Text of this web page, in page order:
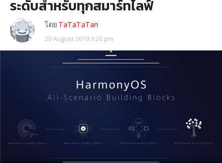
ระดับสําหรับทุกสมาร์ทไลฟ์
โดย TaTaTaTan
20 August 2019 3:26 pm